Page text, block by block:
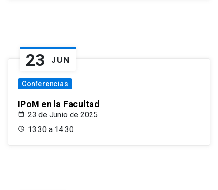
23 JUN
Conferencias
IPoM en la Facultad
23 de Junio de 2025
13:30 a 14:30